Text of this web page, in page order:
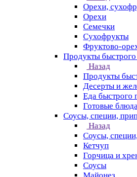
Орехи,
Орехи
Семечки
Сухофрукты
Фруктово-
Продукты быстрого
Назад
Продукты
Десерты и
Еда быстрого
Готовые
Соусы, специи,
Назад
Соусы,
Кетчуп
Горчица и
Соусы